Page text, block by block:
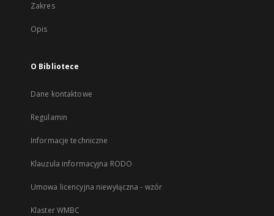
Zakres
Opis
O Bibliotece
Dane kontaktowe
Regulamin
Informacje techniczne
Klauzula informacyjna RODO
Umowa licencyjna niewyłączna - wzór
Klaster WMBC